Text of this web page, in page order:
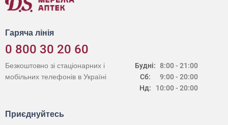
Гаряча лінія
0 800 30 20 60
Будні:
Сб:
Нд:
8:00 - 21:00
9:00 - 20:00
10:00 - 20:00
Безкоштовно зі стаціонарних і
мобільних телефонів в Україні
Приєднуйтесь